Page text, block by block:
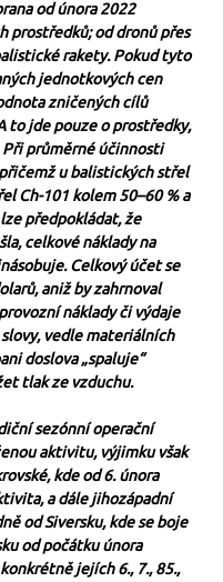
od února 2022
prostředků; od dronů přes
rakety. Pokud tyto
jednotkových cen
zničených cílů
to jde pouze o prostředky,
průměrné účinnosti
u balistických střel
Ch-101 kolem 50–60 % a
předpokládat, že
celkové náklady na
Celkový účet se
aniž by zahrnoval
náklady či výdaje
vedle materiálních
doslova „spaluje“
tlak ze vzduchu.
sezónní operační
aktivitu, výjimku však
kde od 6. února
a dále jihozápadní
od Siversku, kde se boje
od počátku února
jejích 6., 7., 85.,